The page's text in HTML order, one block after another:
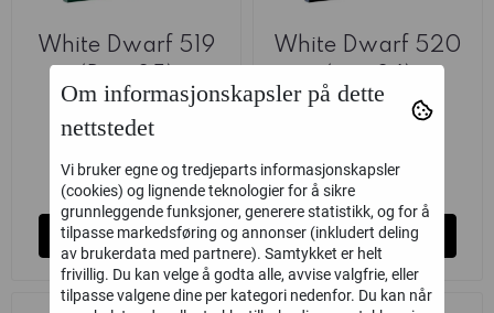
White Dwarf 519
Games Workshop
Ikke på lager
Kjøp
White Dwarf 520
Games Workshop
75,-
Ikke på lager
Kjøp
Om informasjonskapsler på dette
nettstedet
Vi bruker egne og tredjeparts informasjonskapsler
(cookies) og lignende teknologier for å sikre
grunnleggende funksjoner, generere statistikk, og for å
tilpasse markedsføring og annonser (inkludert deling
av brukerdata med partnere). Samtykket er helt
frivillig. Du kan velge å godta alle, avvise valgfrie, eller
tilpasse valgene dine per kategori nedenfor. Du kan når